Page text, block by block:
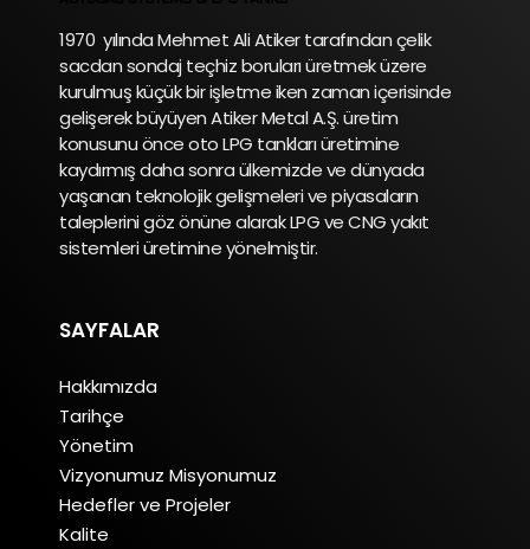
1970 yılında Mehmet Ali Atiker tarafından çelik
sacdan sondaj teçhiz boruları üretmek üzere
kurulmuş küçük bir işletme iken zaman içerisinde
gelişerek büyüyen Atiker Metal A.Ş. üretim
konusunu önce oto LPG tankları üretimine
kaydırmış daha sonra ülkemizde ve dünyada
yaşanan teknolojik gelişmeleri ve piyasaların
taleplerini göz önüne alarak LPG ve CNG yakıt
sistemleri üretimine yönelmiştir.
SAYFALAR
Hakkımızda
Tarihçe
Yönetim
Vizyonumuz Misyonumuz
Hedefler ve Projeler
Kalite